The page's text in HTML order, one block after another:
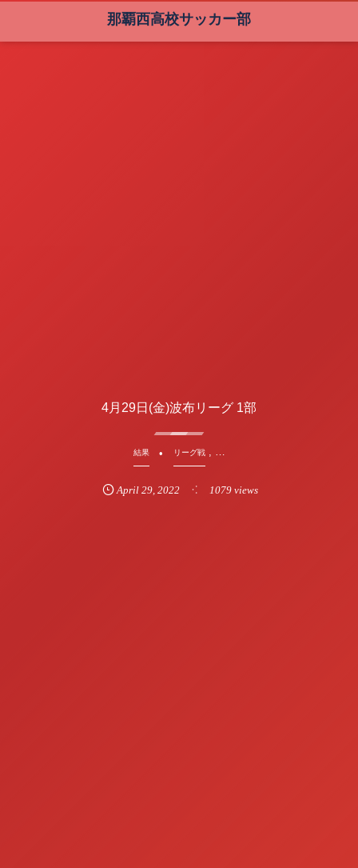
那覇西高校サッカー部
4月29日(金)波布リーグ 1部
結果 リーグ戦, …
April 29,2022 1079 views